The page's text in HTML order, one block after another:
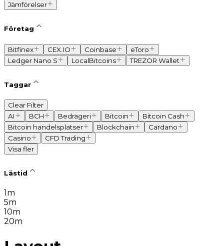
Jämförelser
Företag
Bitfinex CEX.IO Coinbase
eToro
Ledger Nano S
LocalBitcoins TREZOR Wallet
Taggar
Clear Filter
AI
BCH Bedrägeri Bitcoin
Bitcoin Cash
Bitcoin handelsplatser
Blockchain
Cardano
Casino
CFD Trading
Visa fler
Lästid
1m
5m
10m
20m